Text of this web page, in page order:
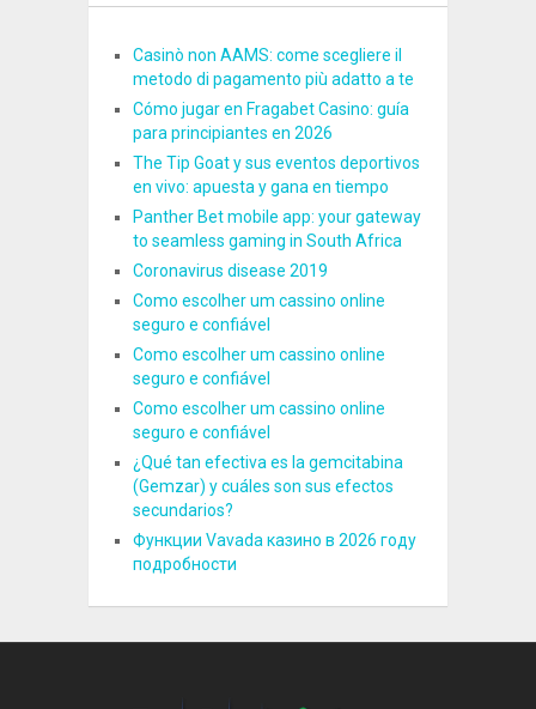
Casinò non AAMS: come scegliere il
metodo di pagamento più adatto a te
Cómo jugar en Fragabet Casino: guía
para principiantes en 2026
The Tip Goat y sus eventos deportivos
en vivo: apuesta y gana en tiempo
Panther Bet mobile app: your gateway
to seamless gaming in South Africa
Coronavirus disease 2019
Como escolher um cassino online
seguro e confiável
Como escolher um cassino online
seguro e confiável
Como escolher um cassino online
seguro e confiável
¿Qué tan efectiva es la gemcitabina
(Gemzar) y cuáles son sus efectos
secundarios?
Функции Vavada казино в 2026 году
подробности